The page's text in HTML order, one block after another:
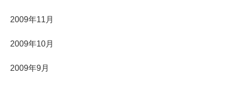
2009年11月
2009年10月
2009年9月